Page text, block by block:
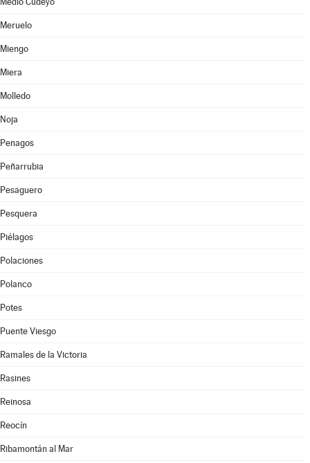
Meruelo
Miengo
Miera
Molledo
Noja
Penagos
Peñarrubia
Pesaguero
Pesquera
Piélagos
Polaciones
Polanco
Potes
Puente Viesgo
Ramales de la Victoria
Rasines
Reinosa
Reocín
Ribamontán al Mar